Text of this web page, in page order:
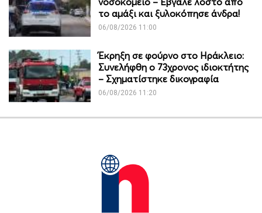
το αμάξι και ξυλοκόπησε άνδρα!
06/08/2026 11:00
Έκρηξη σε φούρνο στο Ηράκλειο:
Συνελήφθη ο 73χρονος ιδιοκτήτης
– Σχηματίστηκε δικογραφία
06/08/2026 11:20